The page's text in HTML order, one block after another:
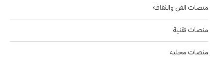
منصات الفن والثقافة
منصات تقنية
منصات محلية